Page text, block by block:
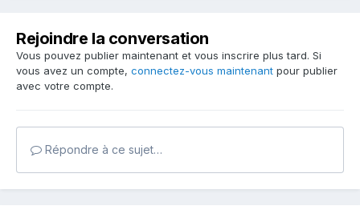
Rejoindre la conversation
Vous pouvez publier maintenant et vous inscrire plus tard. Si
vous avez un compte, connectez-vous maintenant pour publier
avec votre compte.
Répondre à ce sujet…